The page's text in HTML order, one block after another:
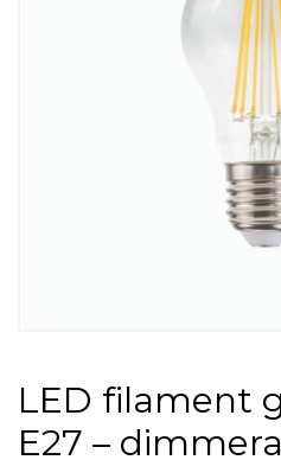
LED filament
E27 –